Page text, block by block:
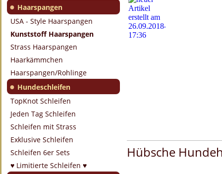
● Haarspangen
USA - Style Haarspangen
Kunststoff Haarspangen
Strass Haarspangen
Haarkämmchen
Haarspangen/Rohlinge
● Hundeschleifen
TopKnot Schleifen
Jeden Tag Schleifen
Schleifen mit Strass
Exklusive Schleifen
Schleifen 6er Sets
♥ Limitierte Schleifen ♥
Hübsche